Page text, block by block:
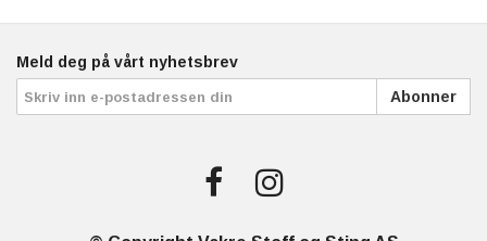
Meld deg på vårt nyhetsbrev
Abonner